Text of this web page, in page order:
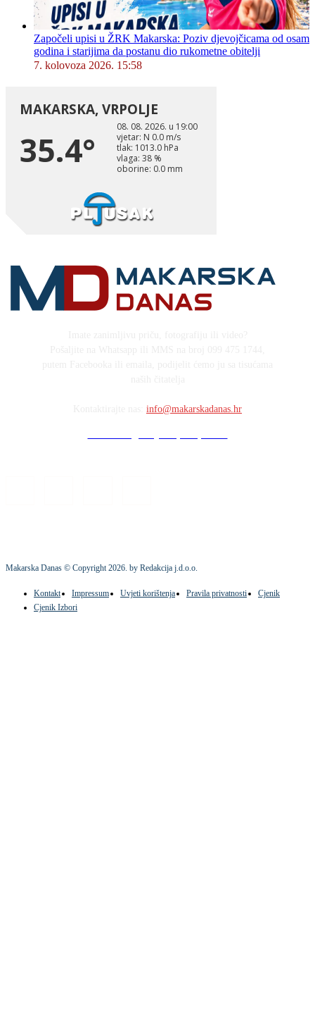
Započeli upisi u ŽRK Makarska: Poziv djevojčicama od osam
godina i starijima da postanu dio rukometne obitelji
7. kolovoza 2026. 15:58
info@makarskadanas.hr
Makarska Danas © Copyright2026. by Redakcija j.d.o.o.
Kontakt Impressum Uvjeti korištenja Pravila privatnosti
Cjenik
Cjenik Izbori